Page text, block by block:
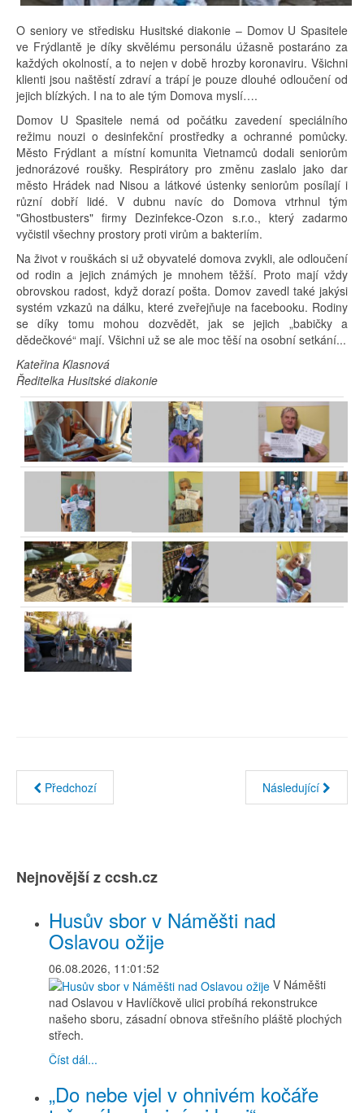
O seniory ve středisku Husitské diakonie – Domov U Spasitele
ve Frýdlantě je díky skvělému personálu úžasně postaráno za
každých okolností, a to nejen v době hrozby koronaviru. Všichni
klienti jsou naštěstí zdraví a trápí je pouze dlouhé odloučení od
jejich blízkých. I na to ale tým Domova myslí….
Domov U Spasitele nemá od počátku zavedení speciálního
režimu nouzi o desinfekční prostředky a ochranné pomůcky.
Město Frýdlant a místní komunita Vietnamců dodali seniorům
jednorázové roušky. Respirátory pro změnu zaslalo jako dar
město Hrádek nad Nisou a látkové ústenky seniorům posílají i
různí dobří lidé. V dubnu navíc do Domova vtrhnul tým
"Ghostbusters" firmy Dezinfekce-Ozon s.r.o., který zadarmo
vyčistil všechny prostory proti virům a bakteriím.
Na život v rouškách si už obyvatelé domova zvykli, ale odloučení
od rodin a jejich známých je mnohem těžší. Proto mají vždy
obrovskou radost, když dorazí pošta. Domov zavedl také jakýsi
systém vzkazů na dálku, které zveřejňuje na facebooku. Rodiny
se díky tomu mohou dozvědět, jak se jejich „babičky a
dědečkové“ mají. Všichni už se ale moc těší na osobní setkání...
Kateřina Klasnová
Ředitelka Husitské diakonie
Předchozí Následující
Nejnovější z ccsh.cz
Husův sbor v Náměšti nad
Oslavou ožije
06.08.2026, 11:01:52
V Náměšti
nad Oslavou v Havlíčkově ulici probíhá rekonstrukce
našeho sboru, zásadní obnova střešního pláště plochých
střech.
Číst dál...
„Do nebe vjel v ohnivém kočáře